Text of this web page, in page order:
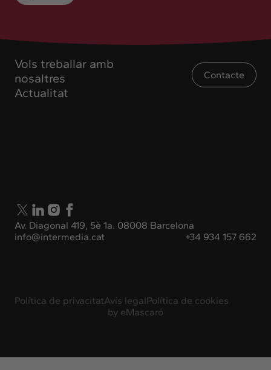
Vols treballar amb
nosaltres
Actualitat
Contacte
Av. Diagonal 419, 5è 1a. 08008 Barcelona
info@intermedia.cat
+34 934 157 662
Política de privacitatAvís legalPolítica de cookies
by eMascaró